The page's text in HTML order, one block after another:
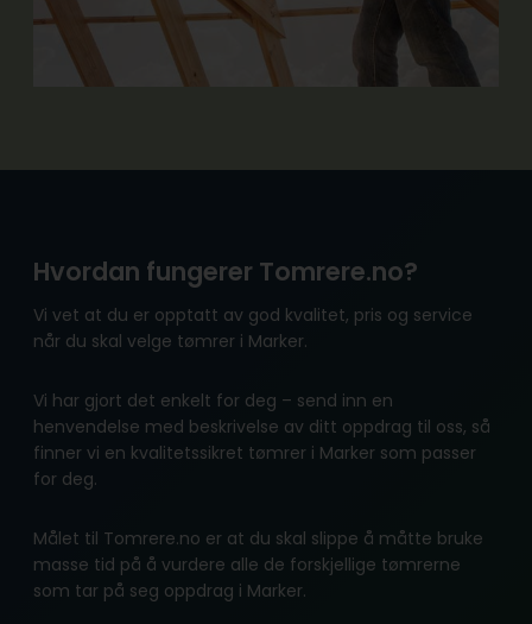
Hvordan fungerer Tomrere.no?
Vi vet at du er opptatt av god kvalitet, pris og service
når du skal velge tømrer i Marker.
Vi har gjort det enkelt for deg – send inn en
henvendelse med beskrivelse av ditt oppdrag til oss, så
finner vi en kvalitetssikret tømrer i Marker som passer
for deg.
Målet til Tomrere.no er at du skal slippe å måtte bruke
masse tid på å vurdere alle de forskjellige tømrerne
som tar på seg oppdrag i Marker.